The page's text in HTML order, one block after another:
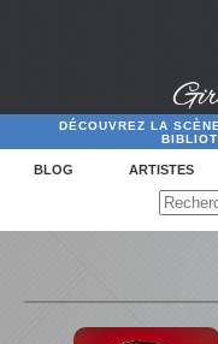
DÉCOUVREZ LA
BLOG ARTISTES